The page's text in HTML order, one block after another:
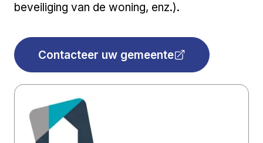
beveiliging van de woning, enz.).
Contacteer uw gemeente